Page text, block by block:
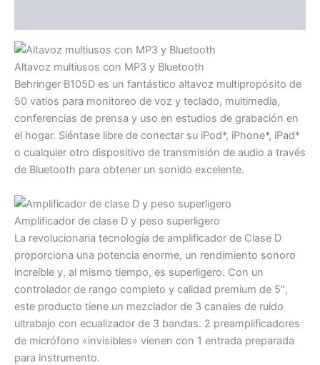
Altavoz multiusos con MP3 y Bluetooth
Behringer B105D es un fantástico altavoz multipropósito de
50 vatios para monitoreo de voz y teclado, multimedia,
conferencias de prensa y uso en estudios de grabación en
el hogar. Siéntase libre de conectar su iPod*, iPhone*, iPad*
o cualquier otro dispositivo de transmisión de audio a través
de Bluetooth para obtener un sonido excelente.
Amplificador de clase D y peso superligero
La revolucionaria tecnología de amplificador de Clase D
proporciona una potencia enorme, un rendimiento sonoro
increíble y, al mismo tiempo, es superligero. Con un
controlador de rango completo y calidad premium de 5″,
este producto tiene un mezclador de 3 canales de ruido
ultrabajo con ecualizador de 3 bandas. 2 preamplificadores
de micrófono «invisibles» vienen con 1 entrada preparada
para instrumento.